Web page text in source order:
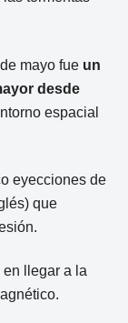
mayo fue un
desde
espacial
eyecciones de
que
en llegar a la